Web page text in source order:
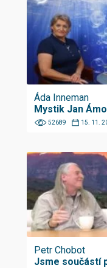
Áda Inneman
Mystik Jan
52689 15. 11.
Petr Chobot
Jsme součástí